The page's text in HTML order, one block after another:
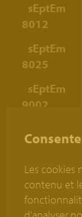
sEptEm
8012
sEptEm
8025
sEptEm
9002
Épaisseur
du
joint:6
Les cookies
contenu et